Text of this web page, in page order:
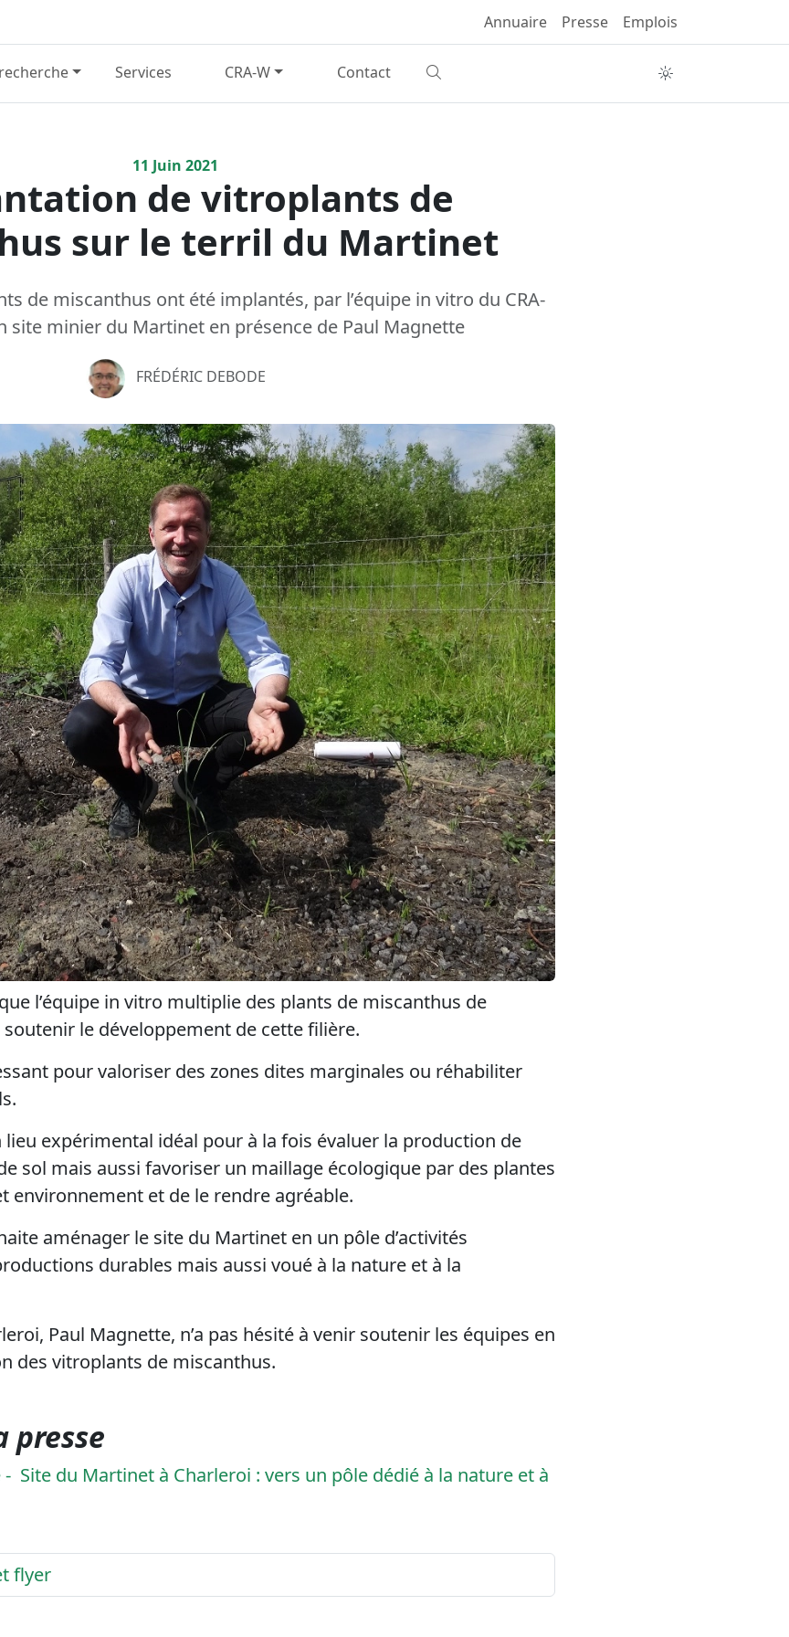
Annuaire Presse Emplois
Services CRA-W Contact
11 Juin 2021
de vitroplants de
sur le terril du Martinet
de miscanthus ont été implantés, par l’équipe in vitro du CRA-
site minier du Martinet en présence de Paul Magnette
FRÉDÉRIC DEBODE
l’équipe in vitro multiplie des plants de miscanthus de
le développement de cette filière.
pour valoriser des zones dites marginales ou réhabiliter
expérimental idéal pour à la fois évaluer la production de
sol mais aussi favoriser un maillage écologique par des plantes
environnement et de le rendre agréable.
aménager le site du Martinet en un pôle d’activités
durables mais aussi voué à la nature et à la
Paul Magnette, n’a pas hésité à venir soutenir les équipes en
des vitroplants de miscanthus.
presse
- Site du Martinet à Charleroi : vers un pôle dédié à la nature et à
flyer